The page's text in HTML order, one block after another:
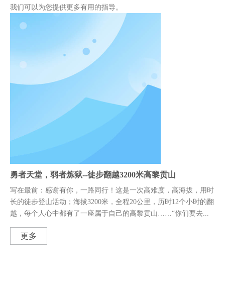
我们可以为您提供更多有用的指导。
勇者天堂，弱者炼狱--徒步翻越3200米高黎贡山
写在最前：感谢有你，一路同行！这是一次高难度，高海拔，用时
长的徒步登山活动；海拔3200米，全程20公里，历时12个小时的翻
越，每个人心中都有了一座属于自己的高黎贡山……“你们要去...
更多